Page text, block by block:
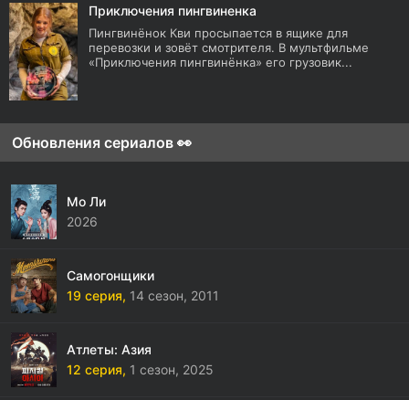
Приключения пингвиненка
Пингвинёнок Кви просыпается в ящике для
перевозки и зовёт смотрителя. В мультфильме
«Приключения пингвинёнка» его грузовик...
Обновления сериалов 👀
Мо Ли
2026
Самогонщики
19 серия, 14 сезон, 2011
Атлеты: Азия
12 серия, 1 сезон, 2025